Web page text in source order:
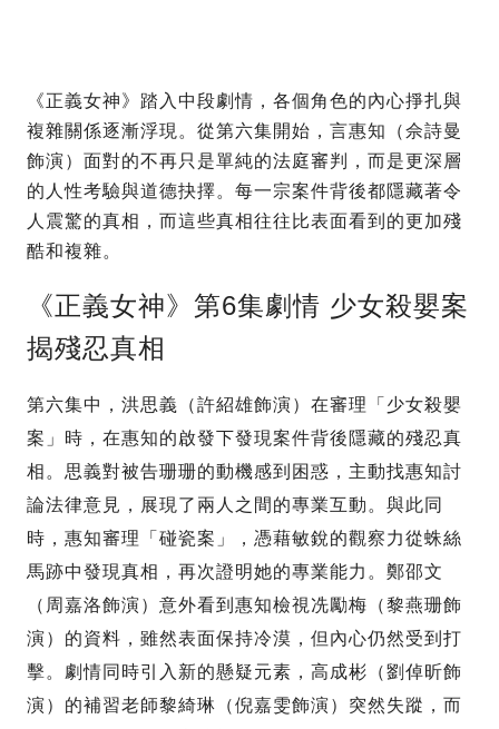
《正義女神》踏入中段劇情，各個角色的內心掙扎與
複雜關係逐漸浮現。從第六集開始，言惠知（佘詩曼
飾演）面對的不再只是單純的法庭審判，而是更深層
的人性考驗與道德抉擇。每一宗案件背後都隱藏著令
人震驚的真相，而這些真相往往比表面看到的更加殘
酷和複雜。
《正義女神》第6集劇情 少女殺嬰案
揭殘忍真相
第六集中，洪思義（許紹雄飾演）在審理「少女殺嬰
案」時，在惠知的啟發下發現案件背後隱藏的殘忍真
相。思義對被告珊珊的動機感到困惑，主動找惠知討
論法律意見，展現了兩人之間的專業互動。與此同
時，惠知審理「碰瓷案」，憑藉敏銳的觀察力從蛛絲
馬跡中發現真相，再次證明她的專業能力。鄭邵文
（周嘉洛飾演）意外看到惠知檢視冼勵梅（黎燕珊飾
演）的資料，雖然表面保持冷漠，但內心仍然受到打
擊。劇情同時引入新的懸疑元素，高成彬（劉倬昕飾
演）的補習老師黎綺琳（倪嘉雯飾演）突然失蹤，而